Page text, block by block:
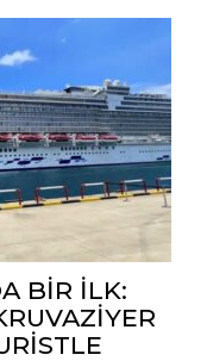
BİR İLK: